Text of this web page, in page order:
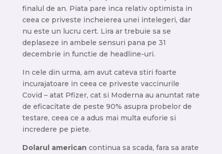
finalul de an. Piata pare inca relativ optimista in
ceea ce priveste incheierea unei intelegeri, dar
nu este un lucru cert. Lira ar trebuie sa se
deplaseze in ambele sensuri pana pe 31
decembrie in functie de headline-uri.
In cele din urma, am avut cateva stiri foarte
incurajatoare in ceea ce priveste vaccinurile
Covid – atat Pfizer, cat si Moderna au anuntat rate
de eficacitate de peste 90% asupra probelor de
testare, ceea ce a adus mai multa euforie si
incredere pe piete.
Dolarul american continua sa scada, fara sa arate